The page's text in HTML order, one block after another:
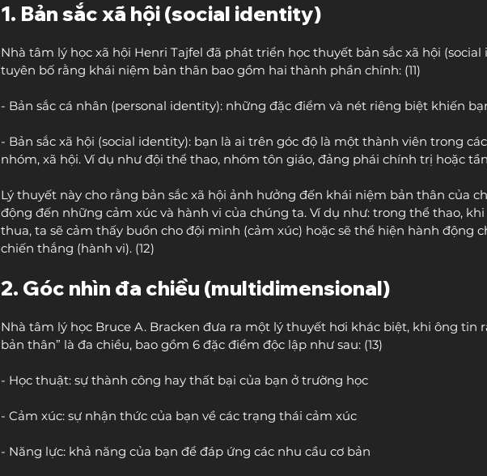
1. Bản sắc xã hội (social identity)
Nhà tâm lý học xã hội Henri Tajfel đã phát triển học thuyết bản sắc xã hội
tuyên bố rằng khái niệm bản thân bao gồm hai thành phần chính: (11)
- Bản sắc cá nhân (personal identity): những đặc điểm và nét riêng biệt khiến
- Bản sắc xã hội (social identity): bạn là ai trên góc độ là một thành viên trong
nhóm, xã hội. Ví dụ như đội thể thao, nhóm tôn giáo, đảng phái chính trị hoặc
Lý thuyết này cho rằng bản sắc xã hội ảnh hưởng đến khái niệm bản thân của
động đến những cảm xúc và hành vi của chúng ta. Ví dụ như: trong thể thao,
thua, ta sẽ cảm thấy buồn cho đội mình (cảm xúc) hoặc sẽ thể hiện hành động
chiến thắng (hành vi). (12)
2. Góc nhìn đa chiều (multidimensional)
Nhà tâm lý học Bruce A. Bracken đưa ra một lý thuyết hơi khác biệt, khi ông tin
bản thân” là đa chiều, bao gồm 6 đặc điểm độc lập như sau: (13)
- Học thuật: sự thành công hay thất bại của bạn ở trường học
- Cảm xúc: sự nhận thức của bạn về các trạng thái cảm xúc
- Năng lực: khả năng của bạn để đáp ứng các nhu cầu cơ bản